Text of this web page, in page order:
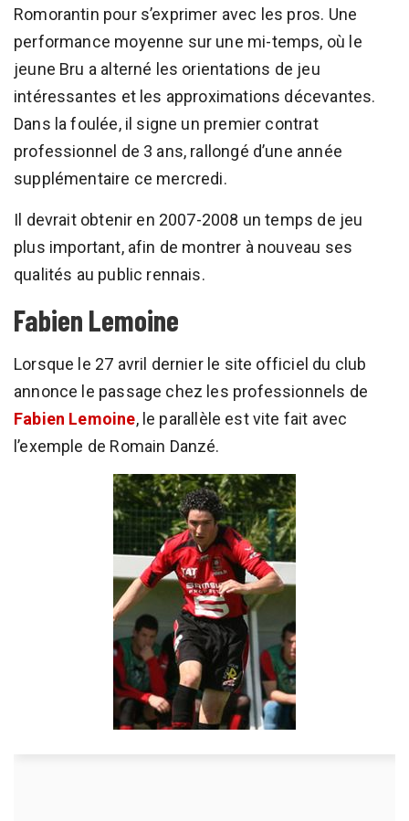
Romorantin pour s’exprimer avec les pros. Une
performance moyenne sur une mi-temps, où le
jeune Bru a alterné les orientations de jeu
intéressantes et les approximations décevantes.
Dans la foulée, il signe un premier contrat
professionnel de 3 ans, rallongé d’une année
supplémentaire ce mercredi.
Il devrait obtenir en 2007-2008 un temps de jeu
plus important, afin de montrer à nouveau ses
qualités au public rennais.
Fabien Lemoine
Lorsque le 27 avril dernier le site officiel du club
annonce le passage chez les professionnels de
Fabien Lemoine, le parallèle est vite fait avec
l’exemple de Romain Danzé.